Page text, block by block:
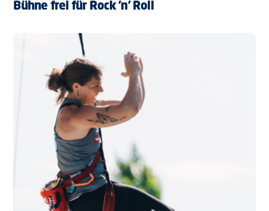
Bühne frei für Rock ’n’ Roll